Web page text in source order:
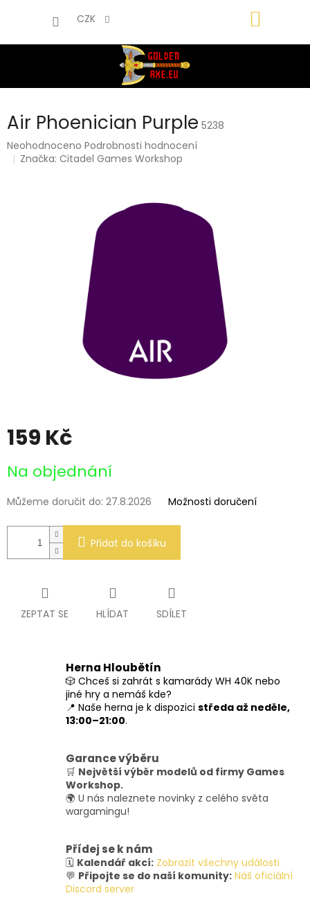
CZK
Air Phoenician Purple 5238
Průměrné
hodnocení
Neohodnoceno Podrobnosti hodnocení
Značka:Citadel Games Workshop
159 Kč
cena:
Na objednání
Můžeme doručit do: 27.8.2026 Možnosti doručení
Přidat do košíku
ZEPTAT SE HLÍDAT SDÍLET
Herna Hloubětín
🎲 Chceš si zahrát s kamarády WH 40K nebo
jiné hry a nemáš kde?
📍 Naše herna je k dispozici středa až neděle,
13:00–21:00.
Garance výběru
🛒 Největší výběr modelů od firmy Games
Workshop.
🌍 U nás naleznete novinky z celého světa
wargamingu!
Přídej se k nám
🗓️ Kalendář akcí: Zobrazit všechny události
💬 Připojte se do naší komunity: Náš oficiální
Discord server